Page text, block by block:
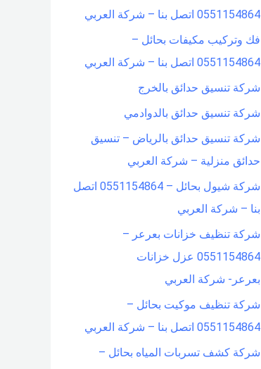
0551154864 اتصل بنا – شركة العربي
فك وتركيب مكيفات بحائل –
0551154864 اتصل بنا – شركة العربي
شركة تنسيق حدائق بالخرج
شركة تنسيق حدائق بالدوادمي
شركة تنسيق حدائق بالرياض – تنسيق
حدائق منزلية – شركة العربي
شركة شيول بحائل – 0551154864 اتصل
بنا – شركة العربي
شركة تنظيف خزانات بعرعر –
0551154864 عزل خزانات
بعرعر- شركة العربي
شركة تنظيف موكيت بحائل –
0551154864 اتصل بنا – شركة العربي
شركة كشف تسربات المياه بحائل –